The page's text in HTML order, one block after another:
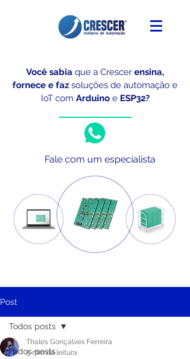
Você sabia que a Crescer ensina,
fornece e faz soluções de automação e
IoT com Arduino e ESP32?
Fale com um especialista
Post
Todos posts
Todos posts
Thales Gonçalves Ferreira
5 min de leitura